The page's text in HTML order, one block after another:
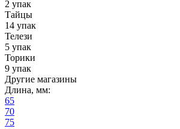
2 упак
Тайцы
14 упак
Телези
5 упак
Торики
9 упак
Другие магазины
Длина, мм:
65
70
75